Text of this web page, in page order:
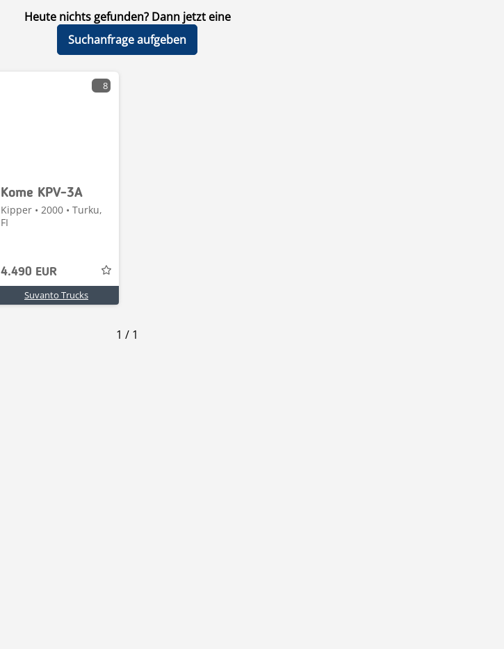
Heute nichts gefunden? Dann jetzt eine
Suchanfrage aufgeben
8
Kome KPV-3A
Kipper • 2000 • Turku,
FI
4.490 EUR
Suvanto Trucks
1 / 1